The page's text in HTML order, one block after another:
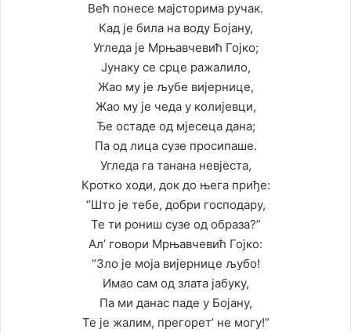
Већ понесе мајсторима ручак.
Кад је била на воду Бојану,
Угледа је Мрњавчевић Гојко;
Јунаку се срце ражалило,
Жао му је љубе вијернице,
Жао му је чеда у колијевци,
Ђе остаде од мјесеца дана;
Па од лица сузе просипаше.
Угледа га танана невјеста,
Кротко ходи, док до њега приђе:
“Што је тебе, добри господару,
Те ти рониш сузе од образа?”
Ал’ говори Мрњавчевић Гојко:
“Зло је моја вијернице љубо!
Имао сам од злата јабуку,
Па ми данас паде у Бојану,
Те је жалим, прегорет’ не могу!”